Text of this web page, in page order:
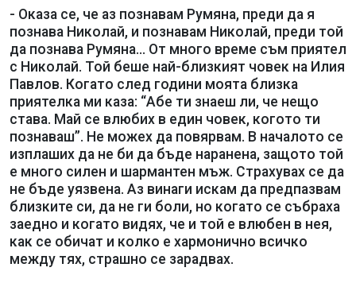
- Оказа се, че аз познавам Румяна, преди да я
познава Николай, и познавам Николай, преди той
да познава Румяна... От много време съм приятел
с Николай. Той беше най-близкият човек на Илия
Павлов. Когато след години моята близка
приятелка ми каза: “Абе ти знаеш ли, че нещо
става. Май се влюбих в един човек, когото ти
познаваш”. Не можех да повярвам. В началото се
изплаших да не би да бъде наранена, защото той
е много силен и шармантен мъж. Страхувах се да
не бъде уязвена. Аз винаги искам да предпазвам
близките си, да не ги боли, но когато се събраха
заедно и когато видях, че и той е влюбен в нея,
как се обичат и колко е хармонично всичко
между тях, страшно се зарадвах.